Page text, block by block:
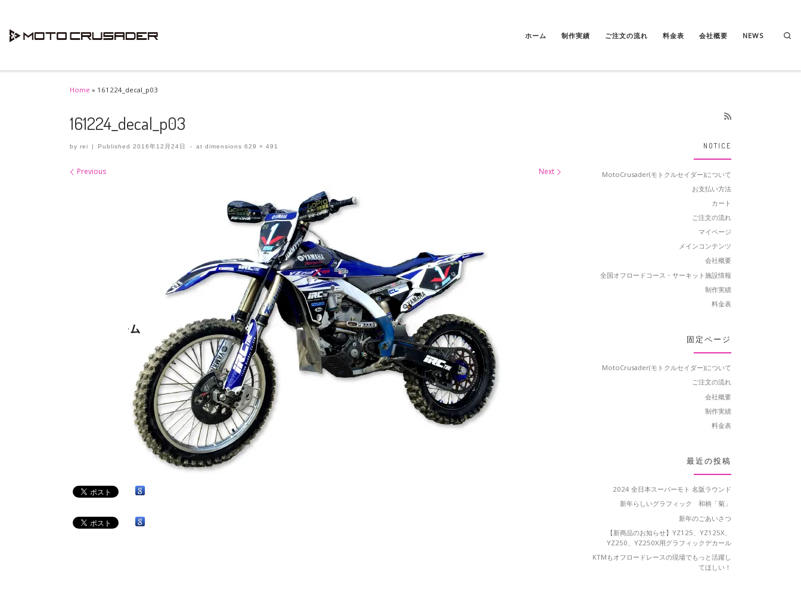
ホーム 制作実績 ご注文の流れ 料金表 会社概要 NEWS
Home » 161224_decal_p03
161224_decal_p03
by rei | Published2016年12月24日 - at dimensions 629 × 491
Images navigation
Previous Next
NOTICE
MotoCrusader(モトクルセイダー)について
お支払い方法
カート
ご注文の流れ
マイページ
メインコンテンツ
会社概要
全国オフロードコース・サーキット施設情報
制作実績
料金表
固定ページ
MotoCrusader(モトクルセイダー)について
ご注文の流れ
会社概要
制作実績
料金表
最近の投稿
2024 全日本スーパーモト 名阪ラウンド
新年らしいグラフィック 和柄「菊」
新年のごあいさつ
【新商品のお知らせ】YZ125、YZ125X、
YZ250、YZ250X用グラフィックデカール
KTMもオフロードレースの現場でもっと活躍し
てほしい！